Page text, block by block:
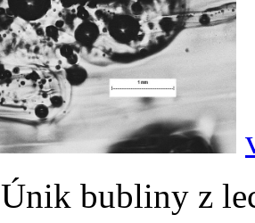
Únik bubliny z